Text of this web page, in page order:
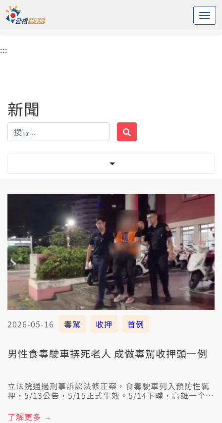
中央內容區塊
頭頁
:::
新聞
2026-05-16 毒駕 收押 首例
男性食毒駛車挵死老人 成做毒駕收押頭一例
立法院通過刑事訴訟法修正案，食毒駛車列入預防性羈
押，5/13公告，5/15正式生效。5/14下晡，高雄一个查
新法，向法院聲押獲准，成做全國第一例。
了解更多 →